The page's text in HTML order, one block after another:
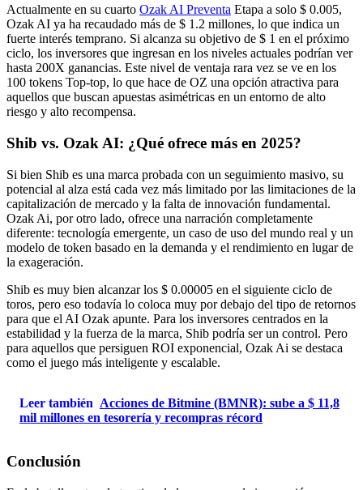
Actualmente en su cuarto Ozak AI Preventa Etapa a solo $ 0.005,
Ozak AI ya ha recaudado más de $ 1.2 millones, lo que indica un
fuerte interés temprano. Si alcanza su objetivo de $ 1 en el próximo
ciclo, los inversores que ingresan en los niveles actuales podrían ver
hasta 200X ganancias. Este nivel de ventaja rara vez se ve en los
100 tokens Top-top, lo que hace de OZ una opción atractiva para
aquellos que buscan apuestas asimétricas en un entorno de alto
riesgo y alto recompensa.
Shib vs. Ozak AI: ¿Qué ofrece más en 2025?
Si bien Shib es una marca probada con un seguimiento masivo, su
potencial al alza está cada vez más limitado por las limitaciones de la
capitalización de mercado y la falta de innovación fundamental.
Ozak Ai, por otro lado, ofrece una narración completamente
diferente: tecnología emergente, un caso de uso del mundo real y un
modelo de token basado en la demanda y el rendimiento en lugar de
la exageración.
Shib es muy bien alcanzar los $ 0.00005 en el siguiente ciclo de
toros, pero eso todavía lo coloca muy por debajo del tipo de retornos
para que el AI Ozak apunte. Para los inversores centrados en la
estabilidad y la fuerza de la marca, Shib podría ser un control. Pero
para aquellos que persiguen ROI exponencial, Ozak Ai se destaca
como el juego más inteligente y escalable.
Leer también Acciones de Bitmine (BMNR): sube a $ 11,8
mil millones en tesorería y recompras récord
Conclusión